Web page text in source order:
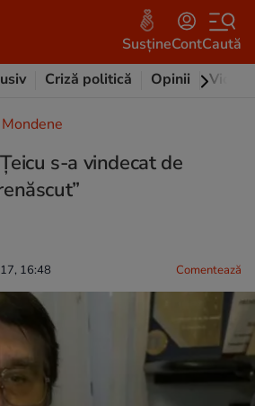
SusțineContCaută
Criză politică Opinii Video
s-a vindecat de
16:48 Comentează